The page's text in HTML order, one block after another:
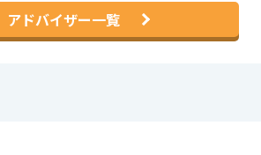
アドバイザー一覧